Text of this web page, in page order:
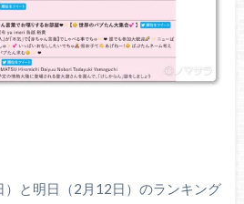
と明日（2月12日）のランキング